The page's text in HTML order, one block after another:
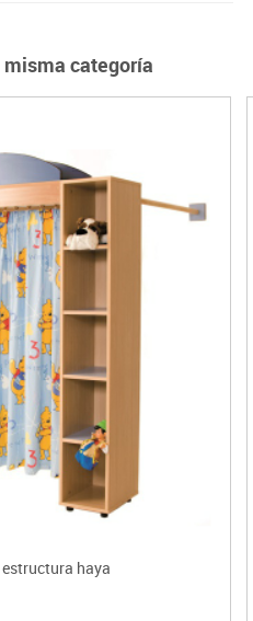
categoría
haya